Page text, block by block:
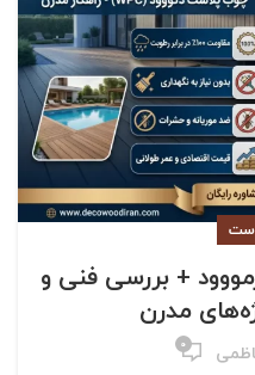
+ بررسی فنی و
مدرن
۰